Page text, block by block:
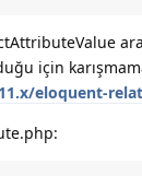
için
eloquent-